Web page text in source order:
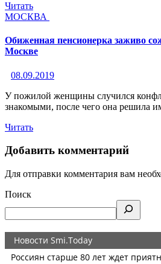
Читать
МОСКВА
Обиженная пенсионерка заживо
Москве
08.09.2019
У пожилой женщины случился
знакомыми, после чего она решила
Читать
Добавить комментарий
Для отправки комментария вам
Поиск